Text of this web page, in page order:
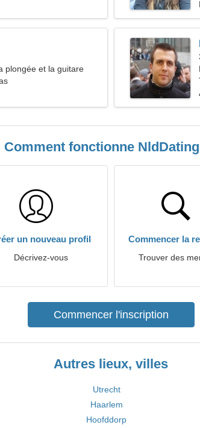
plongée et la guitare
Comment fonctionne
un nouveau profil
Décrivez-vous
Commencer la
Trouver des
Commencer l'inscription
Autres lieux, villes
Utrecht
Haarlem
Hoofddorp